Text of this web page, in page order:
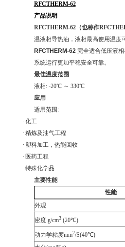
RFCTHERM-62
产品说明
RFCTHERM-62（也称作
温液相导热油，液相最高使用温度
RFCTHERM-62 完全适合低压液
系统运行更加平稳安全可靠。
最佳温度范围
液相: -20℃ ～ 330℃
应用
适用范围 :
· 化工
· 精炼及油气工程
· 塑料加工，热能回收
· 医药工程
· 特殊化学品
主要性能
性能
外观
密度g/cm3 (20℃)
动力学粘度mm2/S(40℃)